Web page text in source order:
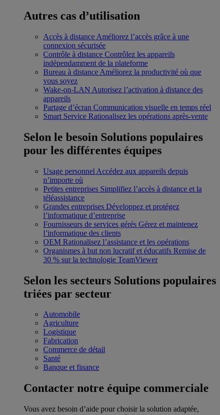
Autres cas d’utilisation
Accès à distance Améliorez l’accès grâce à une
connexion sécurisée
Contrôle à distance Contrôlez les appareils
indépendamment de la plateforme
Bureau à distance Améliorez la productivité où que
vous soyez
Wake-on-LAN Autorisez l’activation à distance des
appareils
Partage d’écran Communication visuelle en temps réel
Smart Service Rationalisez les opérations après-vente
Selon le besoin Solutions populaires
pour les différentes équipes
Usage personnel Accédez aux appareils depuis
n’importe où
Petites entreprises Simplifiez l’accès à distance et la
téléassistance
Grandes entreprises Développez et protégez
l’informatique d’entreprise
Fournisseurs de services gérés Gérez et maintenez
l’informatique des clients
OEM Rationalisez l’assistance et les opérations
Organismes à but non lucratif et éducatifs Remise de
30 % sur la technologie TeamViewer
Selon les secteurs Solutions populaires
triées par secteur
Automobile
Agriculture
Logistique
Fabrication
Commerce de détail
Santé
Banque et finance
Contacter notre équipe commerciale
Vous avez besoin d’aide pour choisir la solution adaptée,